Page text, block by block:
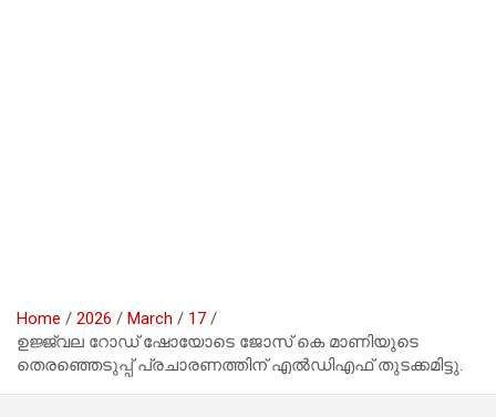
Home 2026 March
17
ഉജ്ജ്വല റോഡ് ഷോയോടെ ജോസ് കെ മാണിയുടെ
തെരഞ്ഞെടുപ്പ് പ്രചാരണത്തിന് എൽഡിഎഫ് തുടക്കമിട്ടു.